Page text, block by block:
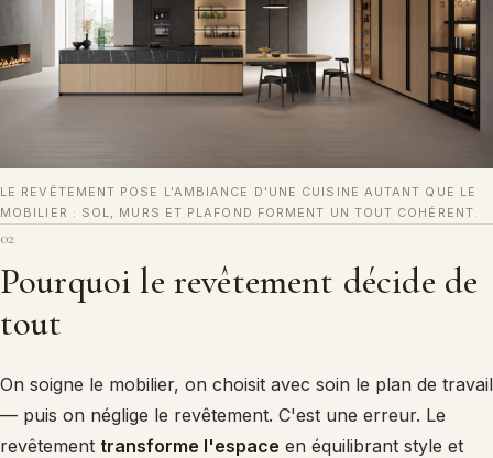
LE REVÊTEMENT POSE L'AMBIANCE D'UNE CUISINE AUTANT QUE LE
MOBILIER : SOL, MURS ET PLAFOND FORMENT UN TOUT COHÉRENT.
02
Pourquoi le revêtement décide de
tout
On soigne le mobilier, on choisit avec soin le plan de travail
— puis on néglige le revêtement. C'est une erreur. Le
revêtement transforme l'espace en équilibrant style et